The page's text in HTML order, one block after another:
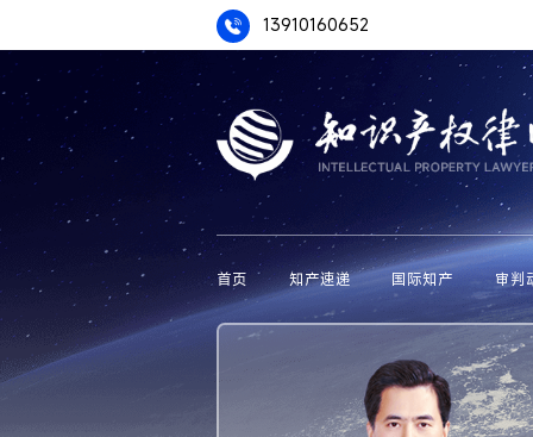
13910160652
首页 知产速递 国际知产 审判